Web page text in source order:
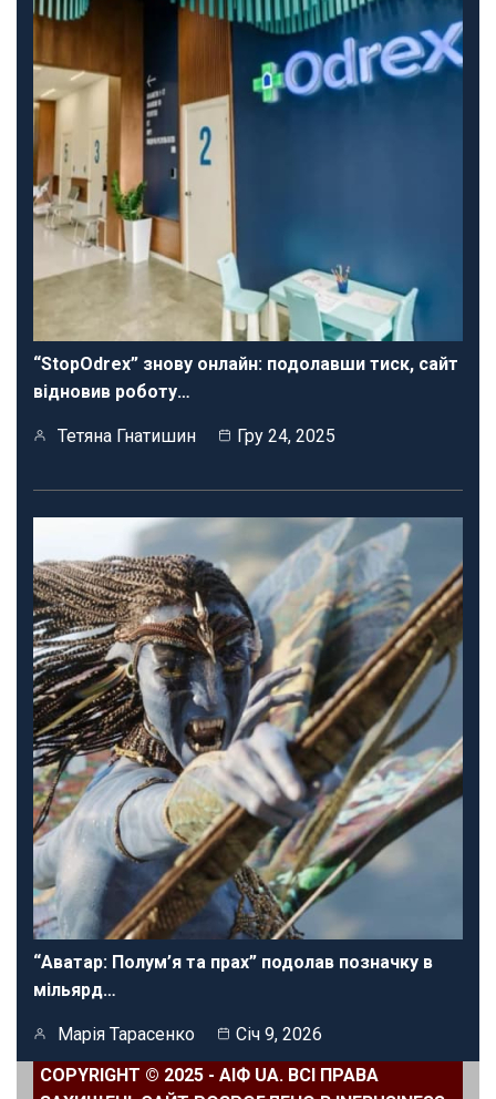
“StopOdrex” знову онлайн: подолавши тиск, сайт
відновив роботу…
Тетяна Гнатишин Гру 24, 2025
“Аватар: Полум’я та прах” подолав позначку в
мільярд…
Марія Тарасенко
Січ 9, 2026
COPYRIGHT © 2025 - АІФ UA. ВСІ ПРАВА